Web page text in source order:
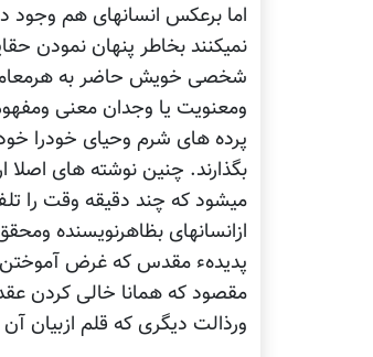
اما برعکس انسانهای هم وجود
نمیکنند بخاطر پنهان نمودن
شخصی خویش حاضر به
ومعنویت یا وجدان معنی
پرده های شرم وحیای خودرا
بگذارند. چنین نوشته های
میشود که چند دقیقه وقت را
ازانسانهای بظاهرنویسنده
پدیدهء مقدس که غرض آموختن
مقصود که همانا خالی کردن
ورذالت دیگری که قلم ازبیان